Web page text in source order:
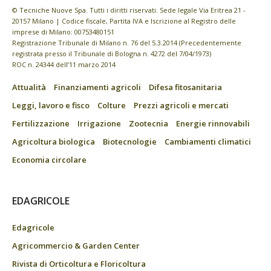
© Tecniche Nuove Spa. Tutti i diritti riservati. Sede legale Via Eritrea 21 -
20157 Milano | Codice fiscale, Partita IVA e Iscrizione al Registro delle
imprese di Milano: 00753480151
Registrazione Tribunale di Milano n. 76 del 5.3.2014 (Precedentemente
registrata presso il Tribunale di Bologna n. 4272 del 7/04/1973)
ROC n. 24344 dell’11 marzo 2014
Attualità Finanziamenti agricoli
Difesa fitosanitaria
Leggi, lavoro e fisco
Colture
Prezzi agricoli e mercati
Fertilizzazione
Irrigazione Zootecnia
Energie rinnovabili
Agricoltura biologica
Biotecnologie
Cambiamenti climatici
Economia circolare
EDAGRICOLE
Edagricole
Agricommercio & Garden Center
Rivista di Orticoltura e Floricoltura